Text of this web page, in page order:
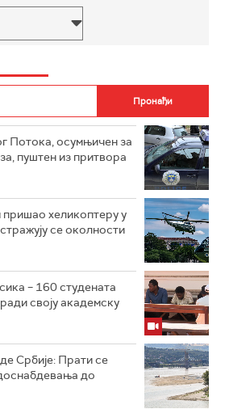
Потока, осумњичен за
пуштен из притвора
хеликоптеру у
се околности
– 160 студената
своју академску
Србије: Прати се
до